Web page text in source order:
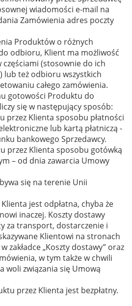
wiadomości e-mail na
Zamówienia adres poczty
Produktów o różnych
odbioru, Klient ma możliwość
(stosownie do ich
też odbioru wszystkich
całego zamówienia.
gotowości Produktu do
się w następujący sposób:
przez Klienta sposobu płatności
lub kartą płatniczą -
bankowego Sprzedawcy.
przez Klienta sposobu gotówką
– od dnia zawarcia Umowy
się na terenie Unii
jest odpłatna, chyba że
inaczej. Koszty dostawy
za transport, dostarczenie i
Klientowi na stronach
zakładce „Koszty dostawy” oraz
w tym także w chwili
woli związania się Umową
przez Klienta jest bezpłatny.